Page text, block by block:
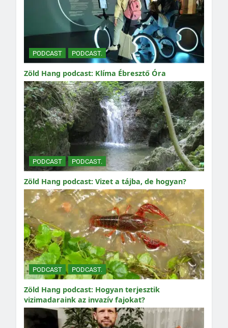
PODCAST PODCAST.
Zöld Hang podcast: Klíma Ébresztő Óra
PODCAST PODCAST.
Zöld Hang podcast: Vizet a tájba, de hogyan?
PODCAST PODCAST.
Zöld Hang podcast: Hogyan terjesztik
vizimadaraink az invazív fajokat?